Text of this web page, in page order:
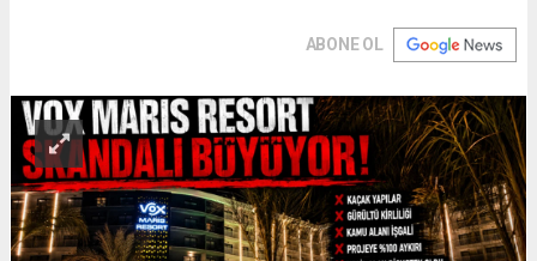
ABONE OL